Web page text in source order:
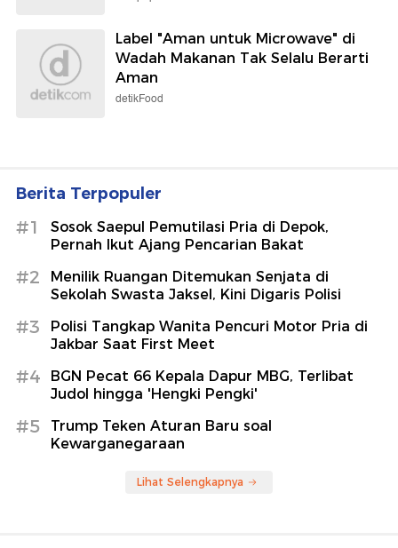
Label "Aman untuk Microwave" di
Wadah Makanan Tak Selalu Berarti
Aman
detikFood
Berita Terpopuler
#1
Sosok Saepul Pemutilasi Pria di Depok,
Pernah Ikut Ajang Pencarian Bakat
#2
Menilik Ruangan Ditemukan Senjata di
Sekolah Swasta Jaksel, Kini Digaris Polisi
#3
Polisi Tangkap Wanita Pencuri Motor Pria di
Jakbar Saat First Meet
#4
BGN Pecat 66 Kepala Dapur MBG, Terlibat
Judol hingga 'Hengki Pengki'
#5
Trump Teken Aturan Baru soal
Kewarganegaraan
Lihat Selengkapnya